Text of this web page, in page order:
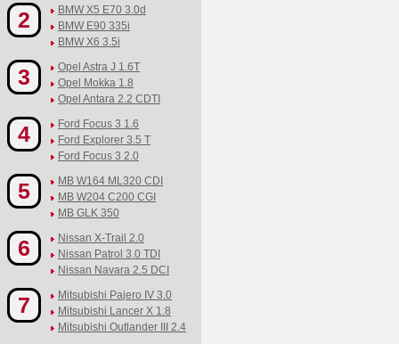
2
BMW X5 E70 3.0d
BMW E90 335i
BMW X6 3.5i
3
Opel Astra J 1.6T
Opel Mokka 1.8
Opel Antara 2.2 CDTI
4
Ford Focus 3 1.6
Ford Explorer 3.5 T
Ford Focus 3 2.0
5
MB W164 ML320 CDI
MB W204 C200 CGI
MB GLK 350
6
Nissan X-Trail 2.0
Nissan Patrol 3.0 TDI
Nissan Navara 2.5 DCI
7
Mitsubishi Pajero IV 3.0
Mitsubishi Lancer X 1.8
Mitsubishi Outlander III 2.4